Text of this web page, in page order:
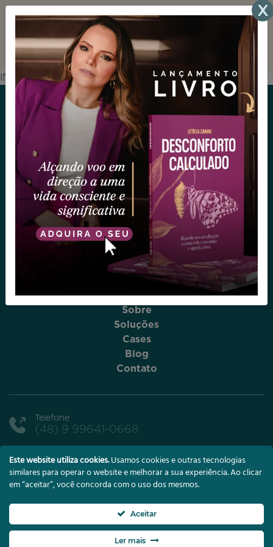
INDEX
Mais que um passo à frente, um degrau acima!
Sobre
Soluções
Cases
Blog
Contato
Telefone
(48) 9 99641-0668
WhatsApp
(48) 9 99641-0668
E-mail
contato@leticiazanini.com.br
Este website utiliza cookies.Usamos cookies e outras tecnologias
similares para operar o website e melhorar a sua experiência. Ao clicar
em “aceitar”, você concorda com o uso dos mesmos.
Aceitar
Ler mais